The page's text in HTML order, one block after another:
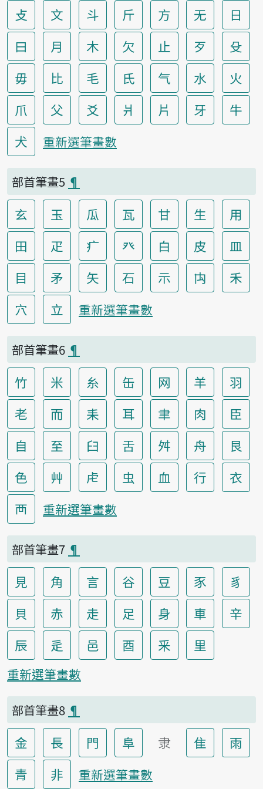
攴 文 斗 斤 方 无
日
曰
月 木 欠 止 歹
殳
毋
比 毛 氏 气 水
火
爪
父 爻 爿 片 牙
牛
犬
重新選筆畫數
部首筆畫5 ¶
玄 玉 瓜 瓦 甘 生
用
田
疋 疒 癶 白 皮
皿
目
矛 矢 石 示 禸
禾
穴
立 重新選筆畫數
部首筆畫6 ¶
竹 米 糸 缶 网 羊
羽
老
而 耒 耳 聿 肉
臣
自
至 臼 舌 舛 舟
艮
色
艸 虍 虫 血 行
衣
襾
重新選筆畫數
部首筆畫7 ¶
見 角 言 谷 豆 豕
豸
貝
赤 走 足 身 車
辛
辰
辵 邑 酉 釆 里
重新選筆畫數
部首筆畫8 ¶
金 長 門 阜 隶 隹
雨
青
非 重新選筆畫數